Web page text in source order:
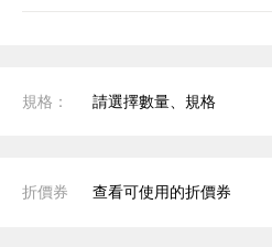
規格： 請選擇數量、規格
折價券 查看可使用的折價券